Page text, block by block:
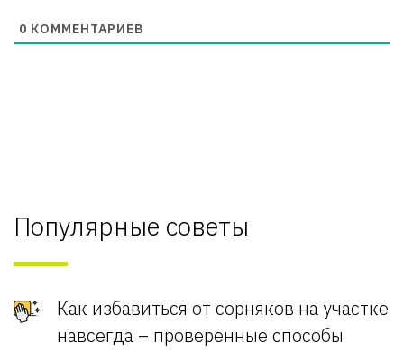
0 КОММЕНТАРИЕВ
Популярные советы
Как избавиться от сорняков на участке
навсегда – проверенные способы